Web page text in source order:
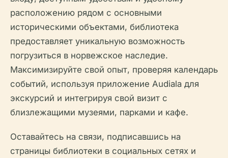
расположению рядом с основными
историческими объектами, библиотека
предоставляет уникальную возможность
погрузиться в норвежское наследие.
Максимизируйте свой опыт, проверяя календарь
событий, используя приложение Audiala для
экскурсий и интегрируя свой визит с
близлежащими музеями, парками и кафе.
Оставайтесь на связи, подписавшись на
страницы библиотеки в социальных сетях и